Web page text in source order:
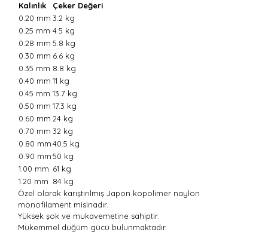
Kalınlık
Çeker Değeri
0.20 mm 3.2 kg
0.25 mm 4.5 kg
0.28 mm 5.8 kg
0.30 mm 6.6 kg
0.35 mm 8.8 kg
0.40 mm 11 kg
0.45 mm 13.7 kg
0.50 mm 17.3 kg
0.60 mm 24 kg
0.70 mm 32 kg
0.80 mm40.5 kg
0.90 mm50 kg
1.00 mm 61 kg
1.20 mm 84 kg
Özel olarak karıştırılmış Japon kopolimer naylon
monofilament misinadır.
Yüksek şok ve mukavemetine sahiptir.
Mükemmel düğüm gücü bulunmaktadır.